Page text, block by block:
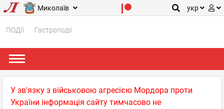
Миколаїв укр
ПОДІЇ Гастроподії
У зв'язку з військовою агресією Мордора проти
України інформація сайту тимчасово не